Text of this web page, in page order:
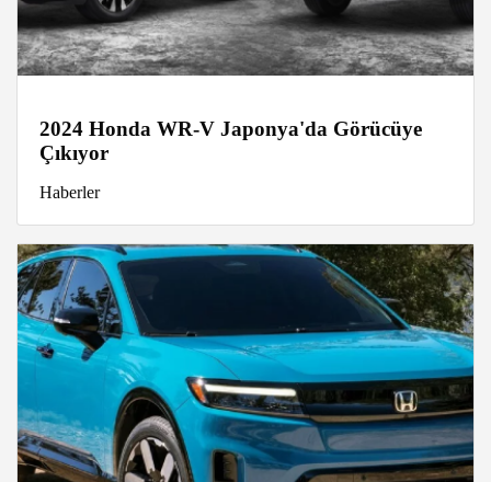
2024 Honda WR-V Japonya'da Görücüye
Çıkıyor
Haberler